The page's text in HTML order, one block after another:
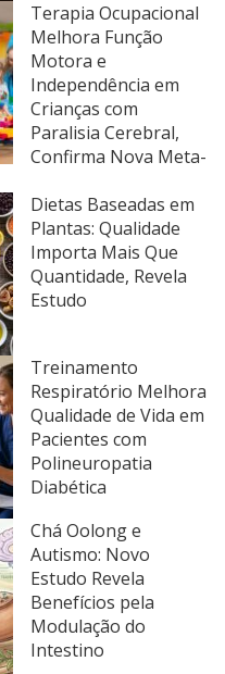
Terapia Ocupacional
Melhora Função
Motora e
Independência em
Crianças com
Paralisia Cerebral,
Confirma Nova Meta-
Dietas Baseadas em
Plantas: Qualidade
Importa Mais Que
Quantidade, Revela
Estudo
Treinamento
Respiratório Melhora
Qualidade de Vida em
Pacientes com
Polineuropatia
Diabética
Chá Oolong e
Autismo: Novo
Estudo Revela
Benefícios pela
Modulação do
Intestino